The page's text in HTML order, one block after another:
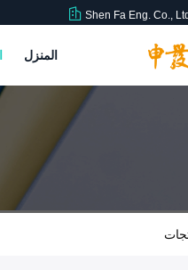
Shen Fa Eng. Co.,
المنزل